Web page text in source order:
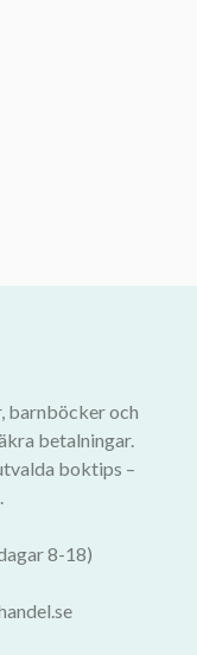
barnböcker och
betalningar.
boktips –
8-18)